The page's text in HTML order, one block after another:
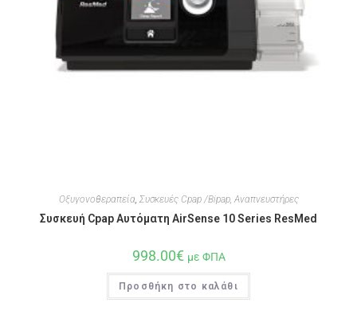
Οξυγονοθεραπεία, Συσκευές Cpap /Bipap, Αναπνευστήρες
Συσκευή Cpap Αυτόματη AirSense 10 Series ResMed
998.00€ με ΦΠΑ
Προσθήκη στο καλάθι